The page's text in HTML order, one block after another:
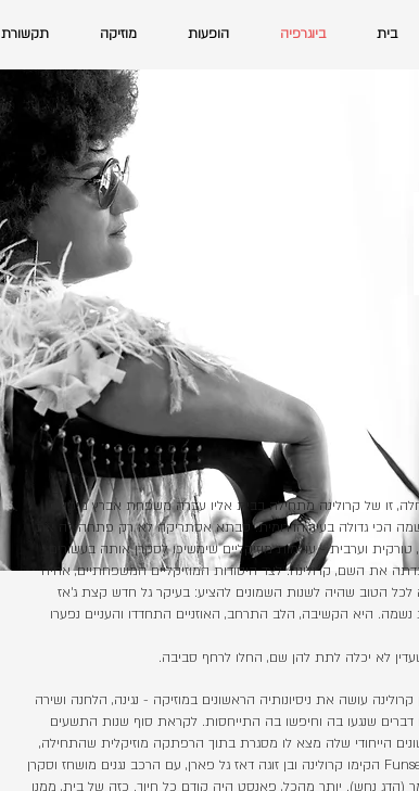
בית ביוגרפיה הופעות מוזיקה תקשורת
זו של קרולינה מתחילה בבית אליו עברה משפחת אברץ מיפו
הכי גדולה בעיר הדרומית. סבתא אסתריקה לא רק פתחה לה את
טורקית וערבית - עולמות מוזיקליים שימשיכו לסקרן אותה בעשורים
את השם, קרולינה. לצד היסודות המוזיקליים המשפחתיים, אחיה
לכל הטוב שהיה לשנות השמונים להציע: בעיקר גל חדש קצת ג׳אז
נשמה. היא הקשיבה, הלב התרחב, האוזניים התחדדו והעניים נפערו
לא יכלה לתת להן שם, החלו לרחף סביבה.
עושה את ניסיונותיה הראשונים במוזיקה - נגינה, הלחנה ושירה
שנגעו בה וחיפשו בה התייחסות. לקראת סוף שנות התשעים
הייחודי שלה מצא לו מסגרת בתוך הרפתקה מוזיקלית שהתחילה,
איך לא, בסיפור אהבה. את Funset הקימו קרולינה ובן זוגה דאז גל פארן, עם הרכב נגנים מושחז וסקרן
(הדג נחש). יותר מהכל, פאנסט היה קודם כל חיוך. כזה של בית, ממנו